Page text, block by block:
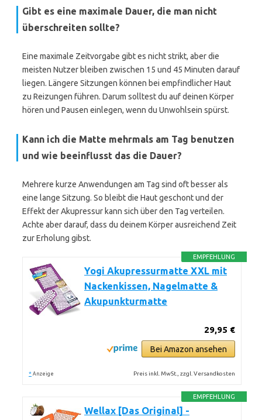
Gibt es eine maximale Dauer, die man nicht
überschreiten sollte?
Eine maximale Zeitvorgabe gibt es nicht strikt, aber die
meisten Nutzer bleiben zwischen 15 und 45 Minuten darauf
liegen. Längere Sitzungen können bei empfindlicher Haut
zu Reizungen führen. Darum solltest du auf deinen Körper
hören und Pausen einlegen, wenn du Unwohlsein spürst.
Kann ich die Matte mehrmals am Tag benutzen
und wie beeinflusst das die Dauer?
Mehrere kurze Anwendungen am Tag sind oft besser als
eine lange Sitzung. So bleibt die Haut geschont und der
Effekt der Akupressur kann sich über den Tag verteilen.
Achte aber darauf, dass du deinem Körper ausreichend Zeit
zur Erholung gibst.
EMPFEHLUNG
Yogi Akupressurmatte XXL mit
Nackenkissen, Nagelmatte &
Akupunkturmatte
29,95 €
Bei Amazon ansehen
* Anzeige Preis inkl. MwSt., zzgl. Versandkosten
EMPFEHLUNG
Wellax [Das Original] -